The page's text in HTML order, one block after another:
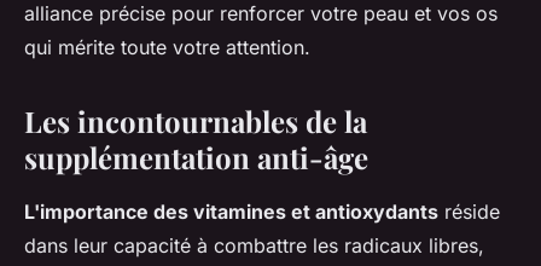
alliance précise pour renforcer votre peau et vos os
qui mérite toute votre attention.
Les incontournables de la
supplémentation anti-âge
L'importance des vitamines et antioxydants réside
dans leur capacité à combattre les radicaux libres,